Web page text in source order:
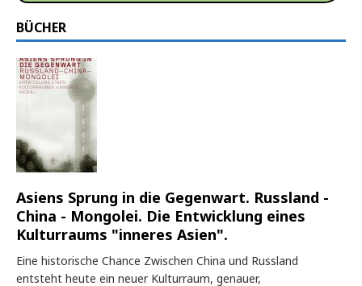
BÜCHER
Asiens Sprung in die Gegenwart. Russland -
China - Mongolei. Die Entwicklung eines
Kulturraums "inneres Asien".
Eine historische Chance Zwischen China und Russland
entsteht heute ein neuer Kulturraum, genauer,